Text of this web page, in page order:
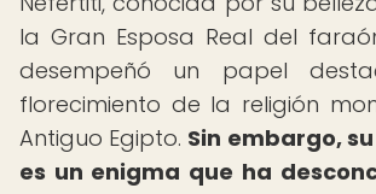
la Gran Esposa Real del
desempeñó un papel
florecimiento de la religión
Antiguo Egipto. Sin embargo,
es un enigma que ha